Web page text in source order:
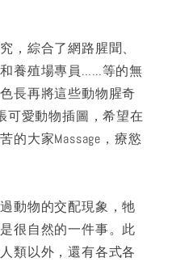
，綜合了網路腥聞、
養殖場專員……等的無
長再將這些動物腥奇
可愛動物插圖，希望在
的大家Massage，療慾
動物的交配現象，牠
很自然的一件事。此
類以外，還有各式各